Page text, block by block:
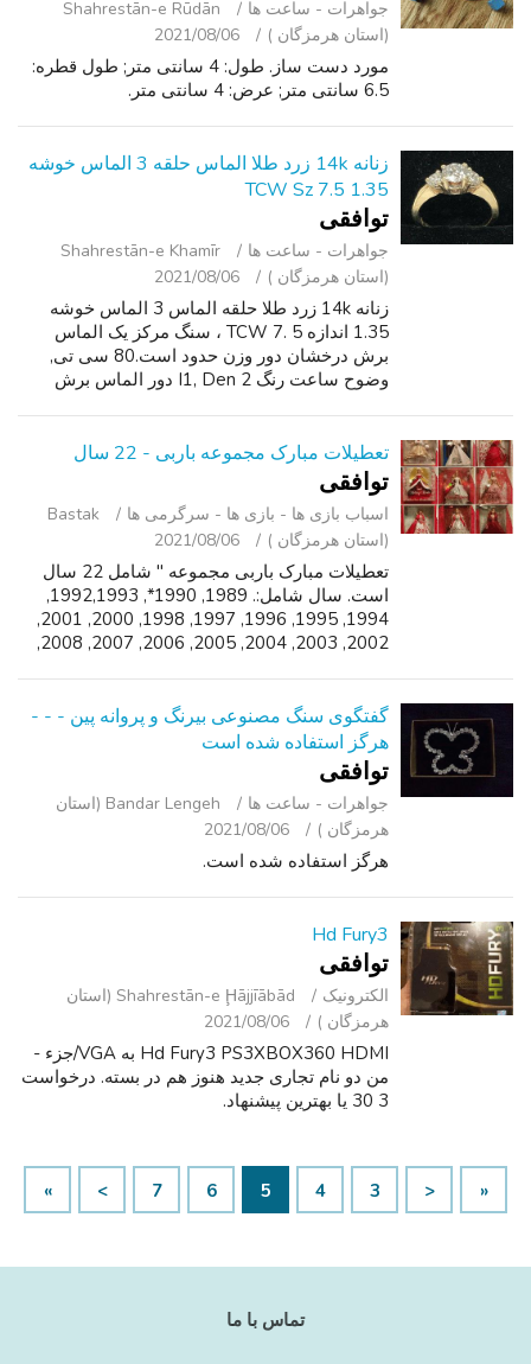
جواهرات - ساعت ‌ها
Shahrestān-e Rūdān
(استان هرمزگان )
2021/08/06
مورد دست ساز. طول: 4 سانتی متر; طول قطره:
6.5 سانتی متر; عرض: 4 سانتی متر.
زنانه 14k زرد طلا الماس حلقه 3 الماس خوشه
1.35 TCW Sz 7.5
توافقی
جواهرات - ساعت ‌ها
Shahrestān-e Khamīr
(استان هرمزگان )
2021/08/06
زنانه 14k زرد طلا حلقه الماس 3 الماس خوشه
1.35 اندازه TCW 7. 5 ، سنگ مرکز یک الماس
برش درخشان دور وزن حدود است.80 سی تی,
وضوح ساعت رنگ I1, Den 2 دور الماس برش
...
تعطیلات مبارک مجموعه باربی - 22 سال
توافقی
اسباب‌ بازی ها - بازی ها - سرگرمی ‌ها
Bastak
(استان هرمزگان )
2021/08/06
تعطیلات مبارک باربی مجموعه " شامل 22 سال
است. سال شامل:. 1989, 1990*, 1992,1993,
1994, 1995, 1996, 1997, 1998, 2000, 2001,
2002, 2003, 2004, 2005, 2006, 2007, 2008,
جع...
گفتگوی سنگ مصنوعی بیرنگ و پروانه پین - - -
هرگز استفاده شده است
توافقی
جواهرات - ساعت ‌ها
Bandar Lengeh (استان
هرمزگان )
2021/08/06
هرگز استفاده شده است.
Hd Fury3
توافقی
الکترونیک
Shahrestān-e Ḩājjīābād (استان
هرمزگان )
2021/08/06
Hd Fury3 PS3XBOX360 HDMI به VGA/جزء -
من دو نام تجاری جدید هنوز هم در بسته. درخواست
3 30 یا بهترین پیشنهاد.
«
<
3
4
5
6
7
>
»
تماس با ما